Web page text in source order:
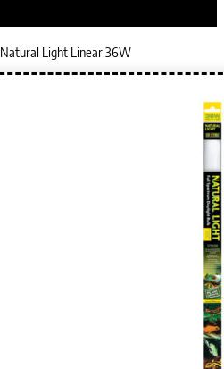
Natural Light Linear 36W